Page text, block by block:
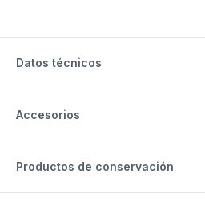
Datos técnicos
Accesorios
Productos de conservación